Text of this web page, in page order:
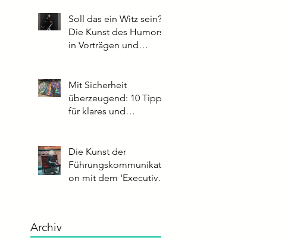
Soll das ein Witz sein?
Die Kunst des Humors
in Vorträgen und
Mit Sicherheit
überzeugend: 10 Tipps
für klares und
Die Kunst der
Führungskommunikati
on mit dem 'Executive
Archiv